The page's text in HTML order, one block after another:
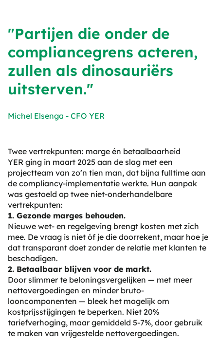
"Partijen die onder de
compliancegrens acteren,
zullen als dinosauriërs
uitsterven."
Michel Elsenga - CFO YER
Twee vertrekpunten: marge én betaalbaarheid
YER ging in maart 2025 aan de slag met een
projectteam van zo’n tien man, dat bijna fulltime aan
de compliancy-implementatie werkte. Hun aanpak
was gestoeld op twee niet-onderhandelbare
vertrekpunten:
1. Gezonde marges behouden.
Nieuwe wet- en regelgeving brengt kosten met zich
mee. De vraag is niet óf je die doorrekent, maar hoe je
dat transparant doet zonder de relatie met klanten te
beschadigen.
2. Betaalbaar blijven voor de markt.
Door slimmer te beloningsvergelijken — met meer
nettovergoedingen en minder bruto-
looncomponenten — bleek het mogelijk om
kostprijsstijgingen te beperken. Niet 20%
tariefverhoging, maar gemiddeld 5-7%, door gebruik
te maken van vrijgestelde nettovergoedingen.